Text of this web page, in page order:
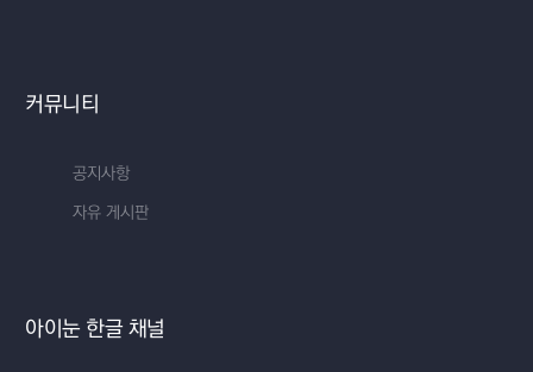
커뮤니티
공지사항
자유 게시판
아이눈 한글 채널